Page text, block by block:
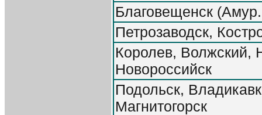
Благовещенск
Петрозаводск,
Королев, Волжский,
Новороссийск
Подольск,
Магнитогорск